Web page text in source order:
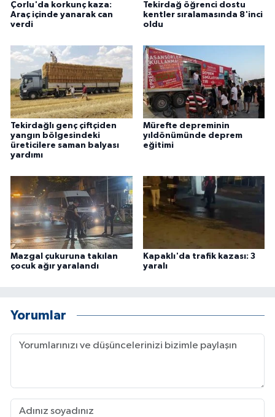
Çorlu'da korkunç kaza:
Araç içinde yanarak can
verdi
Tekirdağ öğrenci dostu
kentler sıralamasında 8'inci
oldu
Tekirdağlı genç çiftçiden
yangın bölgesindeki
üreticilere saman balyası
yardımı
Mürefte depreminin
yıldönümünde deprem
eğitimi
Mazgal çukuruna takılan
çocuk ağır yaralandı
Kapaklı'da trafik kazası: 3
yaralı
Yorumlar